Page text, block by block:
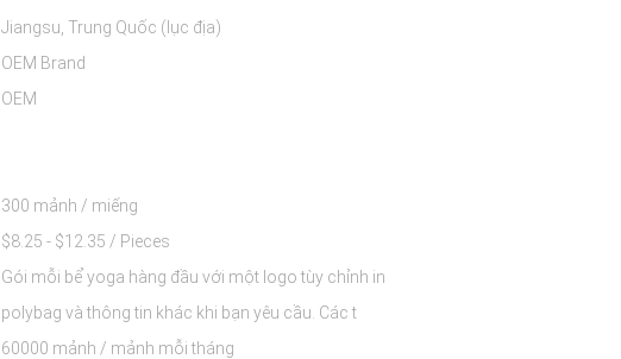
Jiangsu, Trung Quốc (lục địa)
OEM Brand
OEM
300 mảnh / miếng
$8.25 - $12.35 / Pieces
Gói mỗi bể yoga hàng đầu với một logo tùy chỉnh in
polybag và thông tin khác khi bạn yêu cầu. Các t
60000 mảnh / mảnh mỗi tháng